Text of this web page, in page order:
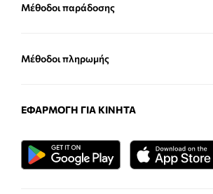
Μέθοδοι παράδοσης
Μέθοδοι πληρωμής
ΕΦΑΡΜΟΓΉ ΓΙΑ ΚΙΝΗΤΆ